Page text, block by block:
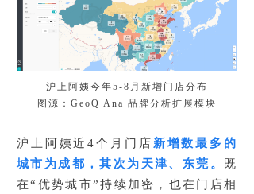
沪上阿姨今年5-8月新增门店分布
图源：GeoQ Ana 品牌分析扩展模块
沪上阿姨近4个月门店 新增数最多的
城市为成都，其次为天津、东莞。
既
在“优势城市”持续加密，也在门店相